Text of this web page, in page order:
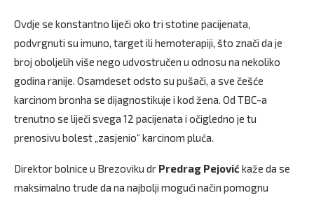
Ovdje se konstantno liječi oko tri stotine pacijenata,
podvrgnuti su imuno, target ili hemoterapiji, što znači da je
broj oboljelih više nego udvostručen u odnosu na nekoliko
godina ranije. Osamdeset odsto su pušači, a sve češće
karcinom bronha se dijagnostikuje i kod žena. Od TBC-a
trenutno se liječi svega 12 pacijenata i očigledno je tu
prenosivu bolest „zasjenio“ karcinom pluća.
Direktor bolnice u Brezoviku dr Predrag Pejović kaže da se
maksimalno trude da na najbolji mogući način pomognu